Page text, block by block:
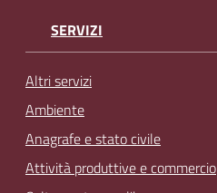
SERVIZI
Altri servizi
Ambiente
Anagrafe e stato civile
Attività produttive e commercio